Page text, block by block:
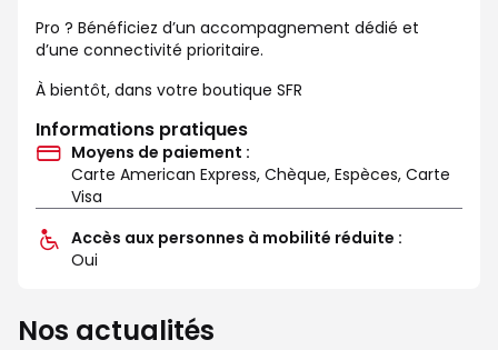
Pro ? Bénéficiez d’un accompagnement dédié et
d’une connectivité prioritaire.
À bientôt, dans votre boutique SFR
Informations pratiques
Moyens de paiement :
Carte American Express, Chèque, Espèces, Carte
Visa
Accès aux personnes à mobilité réduite :
Oui
Nos actualités